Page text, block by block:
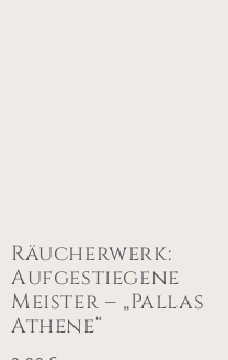
Räucherwerk:
Aufgestiegene
Meister – „Pallas
Athene“